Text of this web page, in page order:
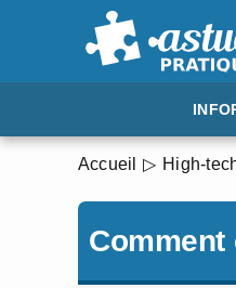
Accueil High-
Comment